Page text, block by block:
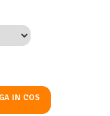
IN COS